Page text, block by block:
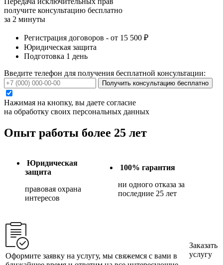
получите консультацию бесплатно
за 2 минуты
Регистрация договоров - от 15 500 ₽
Юридическая защита
Подготовка 1 день
Введите телефон для получения бесплатной консультации:
Получить консультацию бесплатно
Нажимая на кнопку, вы даете согласие
на обработку своих персональных данных
Опыт работы более 25 лет
Юридическая
защита
правовая охрана
интересов
100% гарантия
ни одного отказа за
последние 25 лет
Оформите заявку на услугу, мы свяжемся с вами в
Заказать
услугу